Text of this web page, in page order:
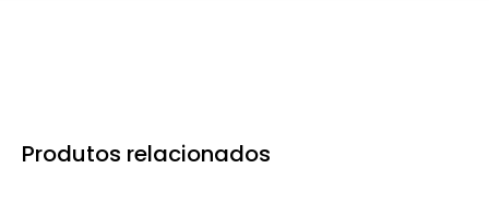
Produtos relacionados